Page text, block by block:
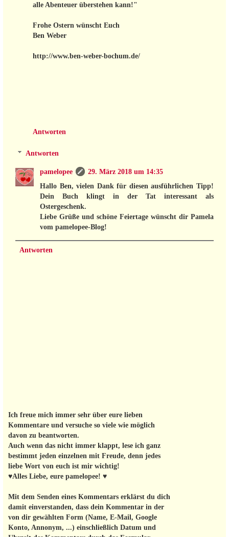
alle Abenteuer überstehen kann!"
Frohe Ostern wünscht Euch
Ben Weber
http://www.ben-weber-bochum.de/
Antworten
Antworten
pamelopee
29. März 2018 um 14:35
Hallo Ben, vielen Dank für diesen ausführlichen Tipp!
Dein Buch klingt in der Tat interessant als
Ostergeschenk.
Liebe Grüße und schöne Feiertage wünscht dir Pamela
vom pamelopee-Blog!
Antworten
Ich freue mich immer sehr über eure lieben
Kommentare und versuche so viele wie möglich
davon zu beantworten.
Auch wenn das nicht immer klappt, lese ich ganz
bestimmt jeden einzelnen mit Freude, denn jedes
liebe Wort von euch ist mir wichtig!
♥Alles Liebe, eure pamelopee! ♥
Mit dem Senden eines Kommentars erklärst du dich
damit einverstanden, dass dein Kommentar in der
von dir gewählten Form (Name, E-Mail, Google
Konto, Annonym, ...) einschließlich Datum und